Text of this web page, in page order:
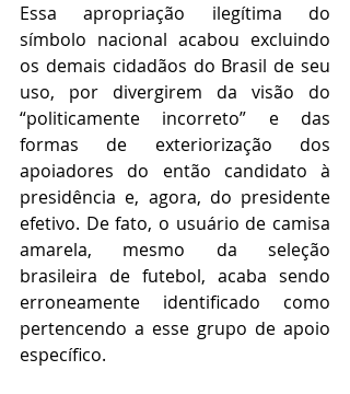
Essa apropriação ilegítima do
símbolo nacional acabou excluindo
os demais cidadãos do Brasil de seu
uso, por divergirem da visão do
“politicamente incorreto” e das
formas de exteriorização dos
apoiadores do então candidato à
presidência e, agora, do presidente
efetivo. De fato, o usuário de camisa
amarela, mesmo da seleção
brasileira de futebol, acaba sendo
erroneamente identificado como
pertencendo a esse grupo de apoio
específico.